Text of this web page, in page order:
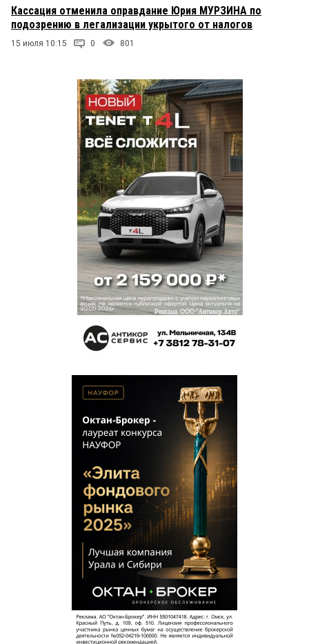
Кассация отменила оправдание Юрия МУРЗИНА по
подозрению в легализации укрытого от налогов
15 июля 10:15 0 801